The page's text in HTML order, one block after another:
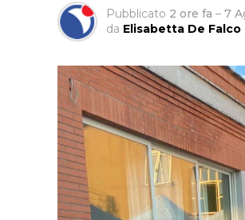
Pubblicato 2 ore fa – 7
da Elisabetta De Falco